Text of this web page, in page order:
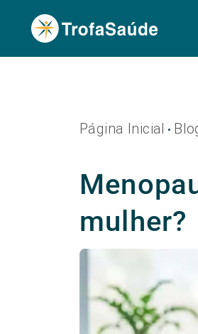
Página Inicial •
mulher?